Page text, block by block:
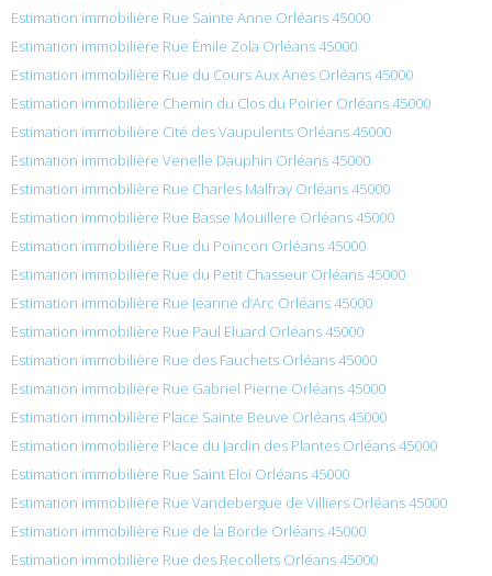
Estimation immobilière Rue Sainte Anne Orléans 45000
Estimation immobilière Rue Émile Zola Orléans 45000
Estimation immobilière Rue du Cours Aux Anes Orléans 45000
Estimation immobilière Chemin du Clos du Poirier Orléans 45000
Estimation immobilière Cité des Vaupulents Orléans 45000
Estimation immobilière Venelle Dauphin Orléans 45000
Estimation immobilière Rue Charles Malfray Orléans 45000
Estimation immobilière Rue Basse Mouillere Orléans 45000
Estimation immobilière Rue du Poincon Orléans 45000
Estimation immobilière Rue du Petit Chasseur Orléans 45000
Estimation immobilière Rue Jeanne d’Arc Orléans 45000
Estimation immobilière Rue Paul Eluard Orléans 45000
Estimation immobilière Rue des Fauchets Orléans 45000
Estimation immobilière Rue Gabriel Pierne Orléans 45000
Estimation immobilière Place Sainte Beuve Orléans 45000
Estimation immobilière Place du Jardin des Plantes Orléans 45000
Estimation immobilière Rue Saint Eloi Orléans 45000
Estimation immobilière Rue Vandebergue de Villiers Orléans 45000
Estimation immobilière Rue de la Borde Orléans 45000
Estimation immobilière Rue des Recollets Orléans 45000